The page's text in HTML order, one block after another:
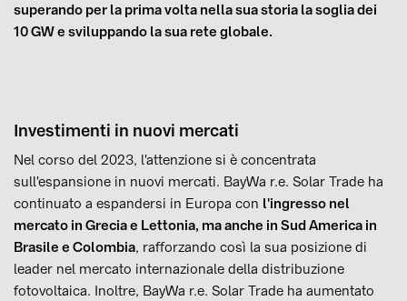
superando per la prima volta nella sua storia la soglia dei
10 GW e sviluppando la sua rete globale.
Investimenti in nuovi mercati
Nel corso del 2023, l'attenzione si è concentrata
sull'espansione in nuovi mercati. BayWa r.e. Solar Trade ha
continuato a espandersi in Europa con l'ingresso nel
mercato in Grecia e Lettonia, ma anche in Sud America in
Brasile e Colombia, rafforzando così la sua posizione di
leader nel mercato internazionale della distribuzione
fotovoltaica. Inoltre, BayWa r.e. Solar Trade ha aumentato